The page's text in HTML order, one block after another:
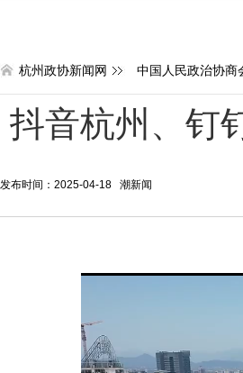
杭州政协新闻网 中国人民政治协商
抖音杭州、钉
发布时间：2025-04-18 潮新闻